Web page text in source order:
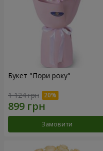
Букет "Пори року"
1 124 грн
Замовити